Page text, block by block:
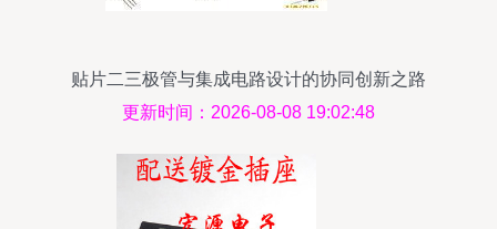
贴片二三极管与集成电路设计的协同创新之路
更新时间：2026-08-08 19:02:48